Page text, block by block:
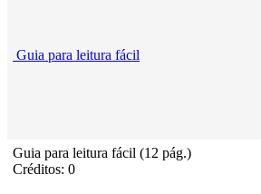
Guia para leitura fácil
Guia para leitura fácil (12 pág.)
Créditos: 0